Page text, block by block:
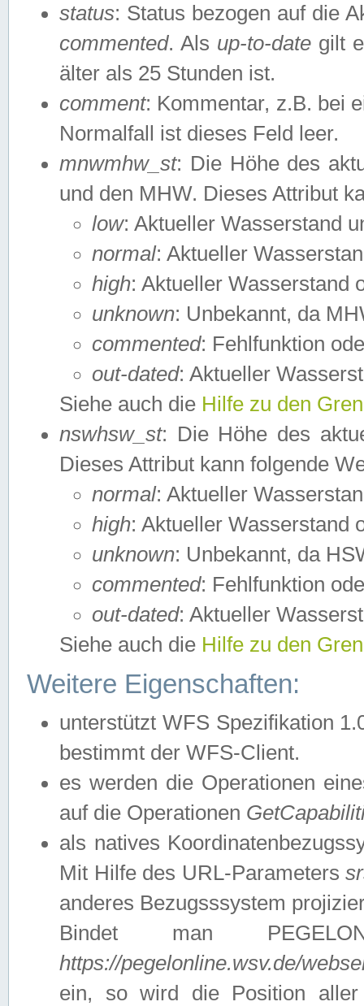
status: Status bezogen auf die
commented. Als up-to-date gilt
älter als 25 Stunden ist.
comment: Kommentar, z.B. bei
Normalfall ist dieses Feld leer.
mnwmhw_st: Die Höhe des
und den MHW. Dieses Attribut
low: Aktueller Wasserstand
normal: Aktueller
high: Aktueller Wasserstand
unknown: Unbekannt, da
commented: Fehlfunktion
out-dated: Aktueller
Siehe auch die Hilfe zu den
nswhsw_st: Die Höhe des
Dieses Attribut kann folgende
normal: Aktueller
high: Aktueller Wasserstand
unknown: Unbekannt, da
commented: Fehlfunktion
out-dated: Aktueller
Siehe auch die Hilfe zu den
Weitere Eigenschaften:
unterstützt WFS Spezifikation
bestimmt der WFS-Client.
es werden die Operationen
auf die Operationen
als natives
Mit Hilfe des URL-Parameters
anderes Bezugsssystem
Bindet man
https://pegelonline.wsv.de/
ein, so wird die Position